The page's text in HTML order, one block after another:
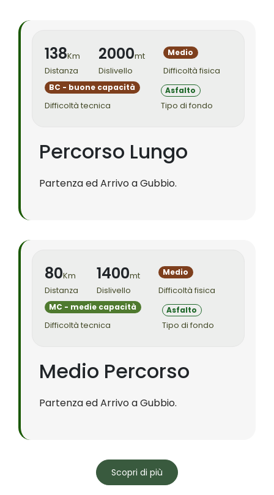
138Km
Distanza
2000mt
Dislivello
Medio
Difficoltà fisica
BC - buone capacità
Difficoltà tecnica
Asfalto
Tipo di fondo
Percorso Lungo
Partenza ed Arrivo a Gubbio.
80Km
Distanza
1400mt
Dislivello
Medio
Difficoltà fisica
MC - medie capacità
Difficoltà tecnica
Asfalto
Tipo di fondo
Medio Percorso
Partenza ed Arrivo a Gubbio.
Scopri di più